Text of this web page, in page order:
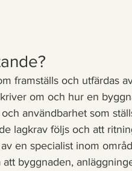
framställs och utfärdas
om och hur en
användbarhet som
lagkrav följs och att
en specialist inom
byggnaden,